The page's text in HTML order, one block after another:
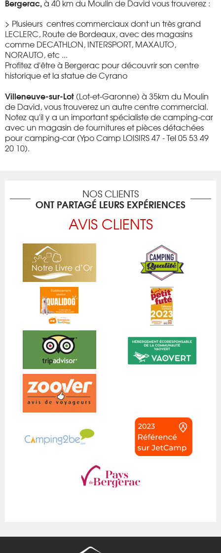
Bergerac,à 40 km du Moulin de David vous trouverez :
> Plusieurs centres commerciaux dont un très grand
LECLERC, Route de Bordeaux, avec des magasins
comme DECATHLON, INTERSPORT, MAXAUTO,
NORAUTO, etc ...
Profitez d'être à Bergerac pour découvrir son centre
historique et la statue de Cyrano
Villeneuve-sur-Lot (Lot-et-Garonne) à 35km du Moulin
de David, vous trouverez un autre centre commercial.
Notez qu'il y a un important spécialiste de camping-car
avec un magasin de fournitures et pièces détachées
pour camping-car (Ypo Camp LOISIRS 47 -Tel 05 53 49
20 10).
NOS CLIENTS
ONT PARTAGÉ LEURS EXPÉRIENCES
AVIS CLIENTS